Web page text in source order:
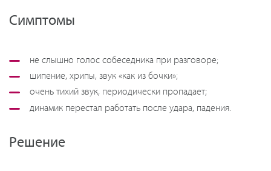
Симптомы
не слышно голос собеседника при разговоре;
шипение, хрипы, звук «как из бочки»;
очень тихий звук, периодически пропадает;
динамик перестал работать после удара, падения.
Решение